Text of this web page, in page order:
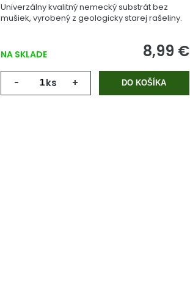
Univerzálny kvalitný nemecký substrát bez
mušiek, vyrobený z geologicky starej rašeliny.
NA SKLADE 8,99 €
- ks + DO KOŠÍKA